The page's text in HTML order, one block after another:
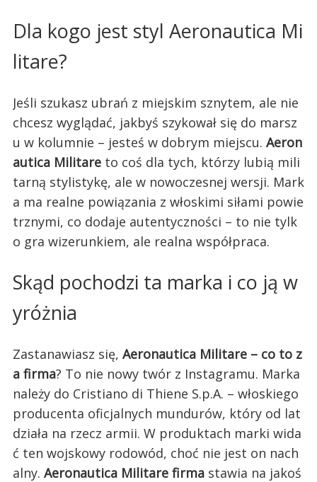
Dla kogo jest styl Aeronautica Mi
litare?
Jeśli szukasz ubrań z miejskim sznytem, ale nie
chcesz wyglądać, jakbyś szykował się do marsz
u w kolumnie – jesteś w dobrym miejscu. Aeron
autica Militare to coś dla tych, którzy lubią mili
tarną stylistykę, ale w nowoczesnej wersji. Mark
a ma realne powiązania z włoskimi siłami powie
trznymi, co dodaje autentyczności – to nie tylk
o gra wizerunkiem, ale realna współpraca.
Skąd pochodzi ta marka i co ją w
yróżnia
Zastanawiasz się, Aeronautica Militare – co to z
a firma? To nie nowy twór z Instagramu. Marka
należy do Cristiano di Thiene S.p.A. – włoskiego
producenta oficjalnych mundurów, który od lat
działa na rzecz armii. W produktach marki wida
ć ten wojskowy rodowód, choć nie jest on nach
alny. Aeronautica Militare firma stawia na jakoś